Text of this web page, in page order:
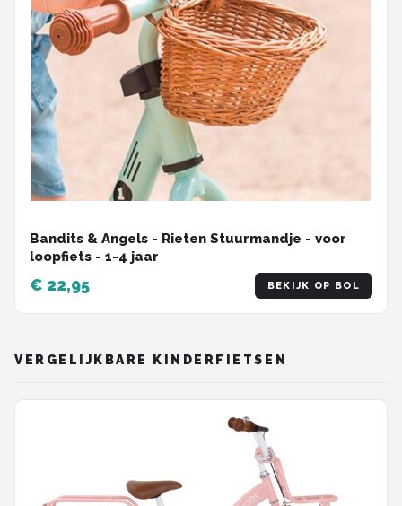
Bandits & Angels - Rieten Stuurmandje - voor
loopfiets - 1-4 jaar
€ 22,95 BEKIJK OP BOL
VERGELIJKBARE KINDERFIETSEN